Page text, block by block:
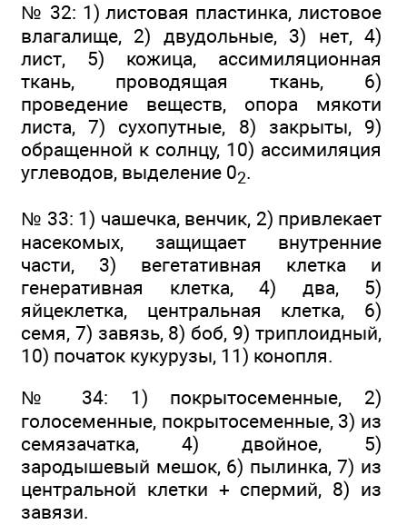
№ 32: 1) листовая пластинка, листовое
влагалище, 2) двудольные, 3) нет, 4)
лист, 5) кожица, ассимиляционная
ткань, проводящая ткань, 6)
проведение веществ, опора мякоти
листа, 7) сухопутные, 8) закрыты, 9)
обращенной к солнцу, 10) ассимиляция
углеводов, выделение 02.
№ 33: 1) чашечка, венчик, 2) привлекает
насекомых, защищает внутренние
части, 3) вегетативная клетка и
генеративная клетка, 4) два, 5)
яйцеклетка, центральная клетка, 6)
семя, 7) завязь, 8) боб, 9) триплоидный,
10) початок кукурузы, 11) конопля.
№ 34: 1) покрытосеменные, 2)
голосеменные, покрытосеменные, 3) из
семязачатка, 4) двойное, 5)
зародышевый мешок, 6) пылинка, 7) из
центральной клетки + спермий, 8) из
завязи.